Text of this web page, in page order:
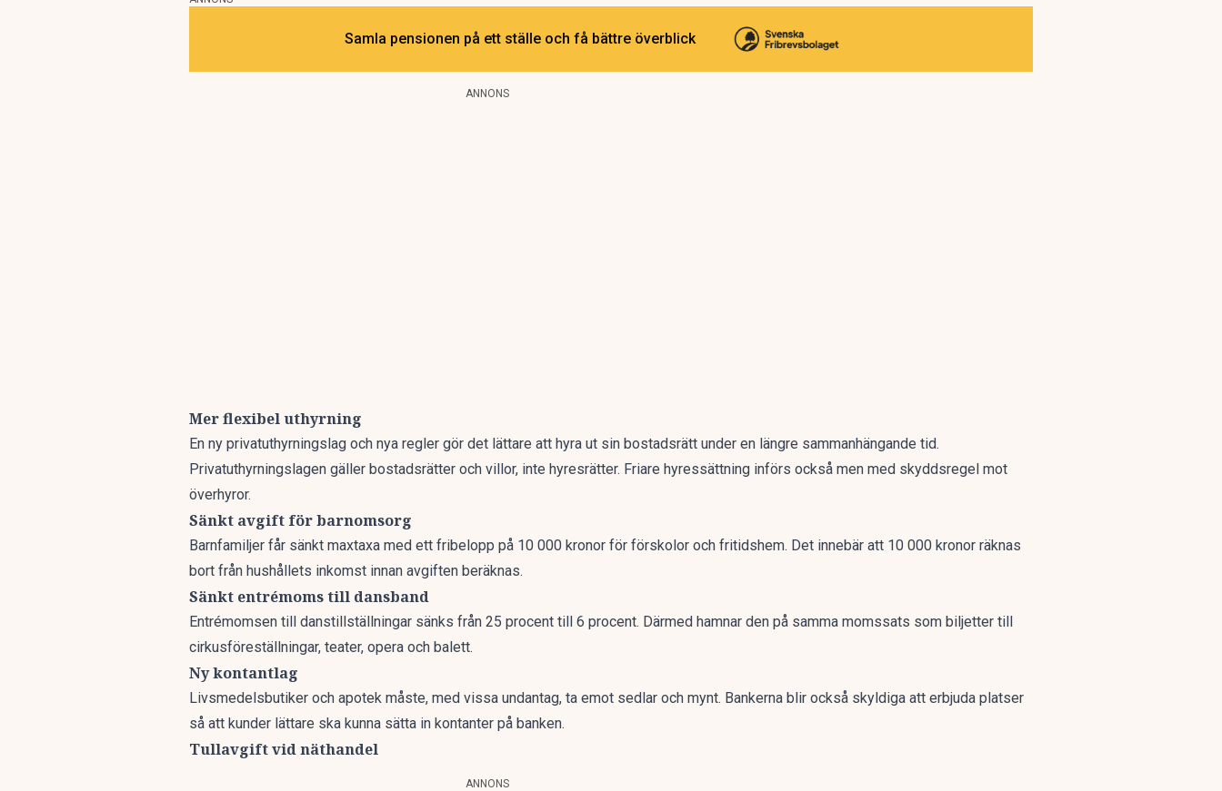
Samla pensionen på ett ställe och få bättre överblick
ANNONS
Mer flexibel uthyrning
En ny privatuthyrningslag och nya regler gör det lättare att hyra ut sin bostadsrätt under en längre sammanhängande tid.
Privatuthyrningslagen gäller bostadsrätter och villor, inte hyresrätter. Friare hyressättning införs också men med skyddsregel mot
överhyror.
Sänkt avgift för barnomsorg
Barnfamiljer får sänkt maxtaxa med ett fribelopp på 10 000 kronor för förskolor och fritidshem. Det innebär att 10 000 kronor räknas
bort från hushållets inkomst innan avgiften beräknas.
Sänkt entrémoms till dansband
Entrémomsen till danstillställningar sänks från 25 procent till 6 procent. Därmed hamnar den på samma momssats som biljetter till
cirkusföreställningar, teater, opera och balett.
Ny kontantlag
Livsmedelsbutiker och apotek måste, med vissa undantag, ta emot sedlar och mynt. Bankerna blir också skyldiga att erbjuda platser
så att kunder lättare ska kunna sätta in kontanter på banken.
Tullavgift vid näthandel
ANNONS